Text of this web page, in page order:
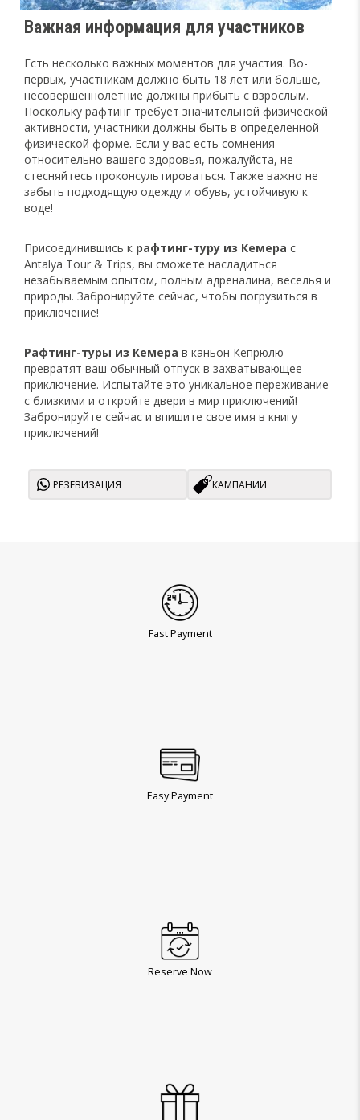
Важная информация для участников
Есть несколько важных моментов для участия. Во-
первых, участникам должно быть 18 лет или больше,
несовершеннолетние должны прибыть с взрослым.
Поскольку рафтинг требует значительной физической
активности, участники должны быть в определенной
физической форме. Если у вас есть сомнения
относительно вашего здоровья, пожалуйста, не
стесняйтесь проконсультироваться. Также важно не
забыть подходящую одежду и обувь, устойчивую к
воде!
Присоединившись к рафтинг-туру из Кемера с
Antalya Tour & Trips, вы сможете насладиться
незабываемым опытом, полным адреналина, веселья и
природы. Забронируйте сейчас, чтобы погрузиться в
приключение!
Рафтинг-туры из Кемера в каньон Кёпрюлю
превратят ваш обычный отпуск в захватывающее
приключение. Испытайте это уникальное переживание
с близкими и откройте двери в мир приключений!
Забронируйте сейчас и впишите свое имя в книгу
приключений!
РЕЗЕВИЗАЦИЯ КАМПАНИИ
Fast Payment
Easy Payment
Reserve Now